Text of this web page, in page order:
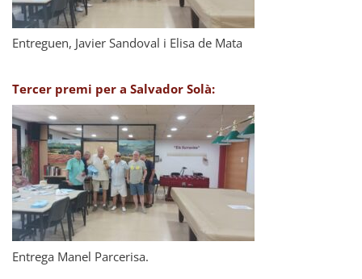
Entreguen, Javier Sandoval i Elisa de Mata
Tercer premi per a Salvador Solà:
Entrega Manel Parcerisa.